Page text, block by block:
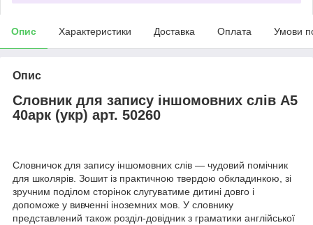
Опис Характеристики Доставка Оплата Умови
Опис
Словник для запису іншомовних слів А5
40арк (укр) арт. 50260
Словничок для запису іншомовних слів — чудовий помічник
для школярів. Зошит із практичною твердою обкладинкою, зі
зручним поділом сторінок слугуватиме дитині довго і
допоможе у вивченні іноземних мов. У словнику
представлений також розділ-довідник з граматики англійської